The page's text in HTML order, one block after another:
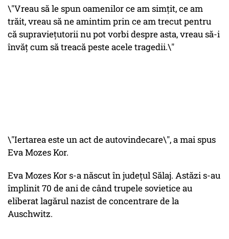
\"Vreau să le spun oamenilor ce am simţit, ce am
trăit, vreau să ne amintim prin ce am trecut pentru
că supravieţutorii nu pot vorbi despre asta, vreau să-i
învăţ cum să treacă peste acele tragedii.\"
\"Iertarea este un act de autovindecare\", a mai spus
Eva Mozes Kor.
Eva Mozes Kor s-a născut în judeţul Sălaj. Astăzi s-au
împlinit 70 de ani de când trupele sovietice au
eliberat lagărul nazist de concentrare de la
Auschwitz.